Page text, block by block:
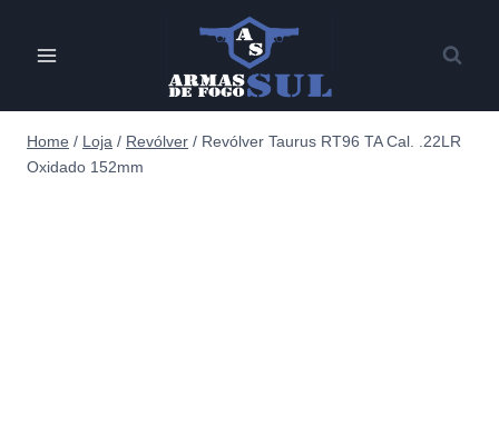
Home / Loja / Revólver / Revólver Taurus RT96 TA Cal. .22LR
Oxidado 152mm